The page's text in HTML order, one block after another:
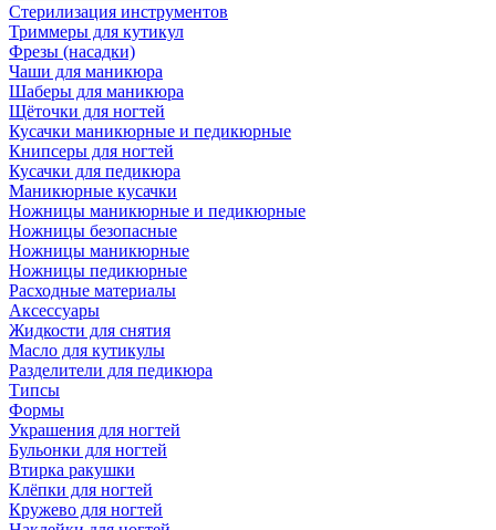
Стерилизация инструментов
Триммеры для кутикул
Фрезы (насадки)
Чаши для маникюра
Шаберы для маникюра
Щёточки для ногтей
Кусачки маникюрные и педикюрные
Книпсеры для ногтей
Кусачки для педикюра
Маникюрные кусачки
Ножницы маникюрные и педикюрные
Ножницы безопасные
Ножницы маникюрные
Ножницы педикюрные
Расходные материалы
Аксессуары
Жидкости для снятия
Масло для кутикулы
Разделители для педикюра
Типсы
Формы
Украшения для ногтей
Бульонки для ногтей
Втирка ракушки
Клёпки для ногтей
Кружево для ногтей